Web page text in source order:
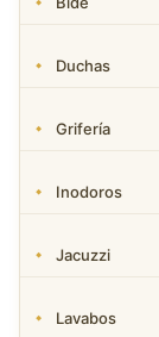
Duchas
Grifería
Inodoros
Jacuzzi
Lavabos